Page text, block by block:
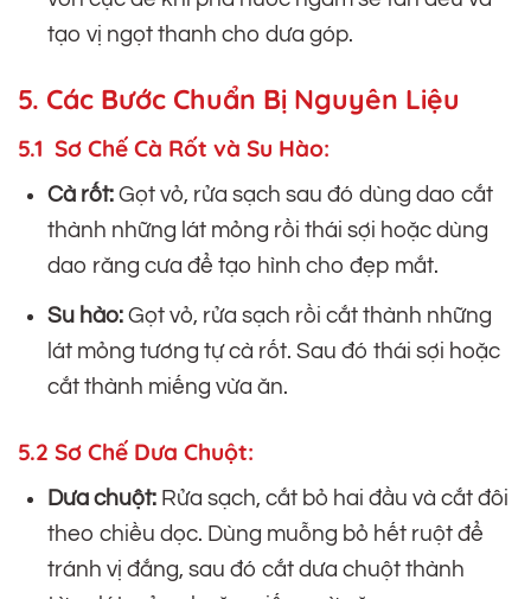
tạo vị ngọt thanh cho dưa góp.
5. Các Bước Chuẩn Bị Nguyên Liệu
5.1 Sơ Chế Cà Rốt và Su Hào:
Cà rốt:Gọt vỏ, rửa sạch sau đó dùng dao cắt
thành những lát mỏng rồi thái sợi hoặc dùng
dao răng cưa để tạo hình cho đẹp mắt.
Su hào:Gọt vỏ, rửa sạch rồi cắt thành những
lát mỏng tương tự cà rốt. Sau đó thái sợi hoặc
cắt thành miếng vừa ăn.
5.2 Sơ Chế Dưa Chuột:
Dưa chuột:Rửa sạch, cắt bỏ hai đầu và cắt đôi
theo chiều dọc. Dùng muỗng bỏ hết ruột để
tránh vị đắng, sau đó cắt dưa chuột thành